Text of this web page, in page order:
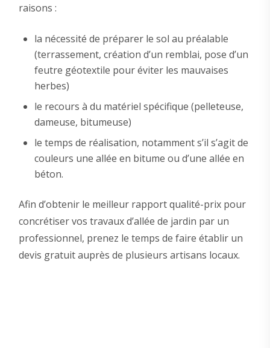
raisons :
la nécessité de préparer le sol au préalable
(terrassement, création d’un remblai, pose d’un
feutre géotextile pour éviter les mauvaises
herbes)
le recours à du matériel spécifique (pelleteuse,
dameuse, bitumeuse)
le temps de réalisation, notamment s’il s’agit de
couleurs une allée en bitume ou d’une allée en
béton.
Afin d’obtenir le meilleur rapport qualité-prix pour
concrétiser vos travaux d’allée de jardin par un
professionnel, prenez le temps de faire établir un
devis gratuit auprès de plusieurs artisans locaux.